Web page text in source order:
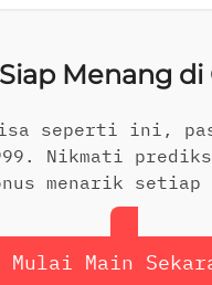
Menang
seperti ini,
Nikmati
menarik
Mulai Main